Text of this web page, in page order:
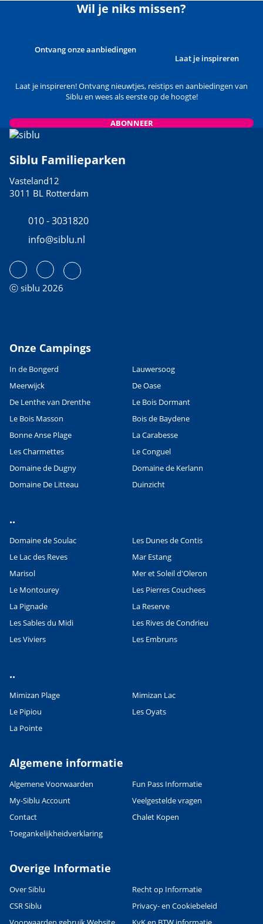
Wil je niks missen?
Ontvang onze aanbiedingen
Laat je inspireren
Laat je inspireren! Ontvang nieuwtjes, reistips en aanbiedingen van
Siblu en wees als eerste op de hoogte!
ABONNEER
Siblu Familieparken
Vasteland12
3011 BL Rotterdam
010 - 3031820
info@siblu.nl
ⓒ siblu 2026
Onze Campings
In de Bongerd
Lauwersoog
Meerwijck
De Oase
De Lenthe van Drenthe
Le Bois Dormant
Le Bois Masson
Bois de Baydene
Bonne Anse Plage
La Carabesse
Les Charmettes
Le Conguel
Domaine de Dugny
Domaine de Kerlann
Domaine De Litteau
Duinzicht
..
Domaine de Soulac
Les Dunes de Contis
Le Lac des Reves
Mar Estang
Marisol
Mer et Soleil d'Oleron
Le Montourey
Les Pierres Couchees
La Pignade
La Reserve
Les Sables du Midi
Les Rives de Condrieu
Les Viviers
Les Embruns
..
Mimizan Plage
Mimizan Lac
Le Pipiou
Les Oyats
La Pointe
Algemene informatie
Algemene Voorwaarden
Fun Pass Informatie
My-Siblu Account
Veelgestelde vragen
Contact
Chalet Kopen
Toegankelijkheidverklaring
Overige Informatie
Over Siblu
Recht op Informatie
CSR Siblu
Privacy- en Cookiebeleid